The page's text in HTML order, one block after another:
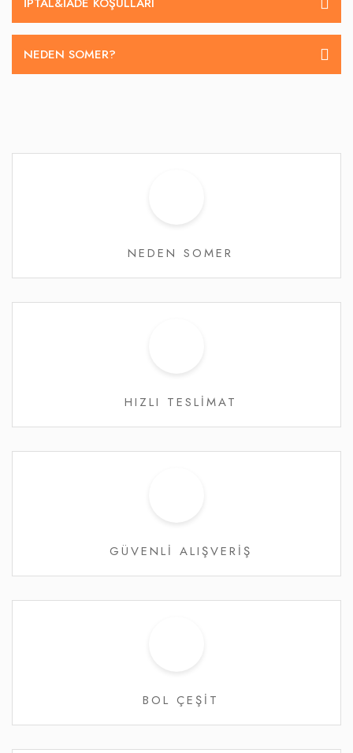
NEDEN SOMER?
NEDEN SOMER
HIZLI TESLİMAT
GÜVENLİ ALIŞVERİŞ
BOL ÇEŞİT